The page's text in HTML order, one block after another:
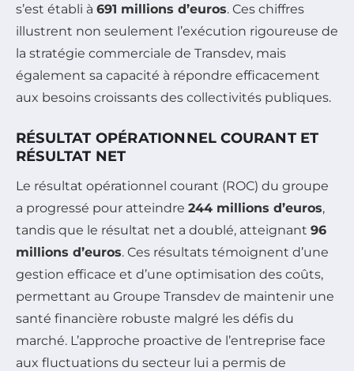
s’est établi à 691 millions d’euros. Ces chiffres
illustrent non seulement l’exécution rigoureuse de
la stratégie commerciale de Transdev, mais
également sa capacité à répondre efficacement
aux besoins croissants des collectivités publiques.
RÉSULTAT OPÉRATIONNEL COURANT ET
RÉSULTAT NET
Le résultat opérationnel courant (ROC) du groupe
a progressé pour atteindre 244 millions d’euros,
tandis que le résultat net a doublé, atteignant 96
millions d’euros. Ces résultats témoignent d’une
gestion efficace et d’une optimisation des coûts,
permettant au Groupe Transdev de maintenir une
santé financière robuste malgré les défis du
marché. L’approche proactive de l’entreprise face
aux fluctuations du secteur lui a permis de